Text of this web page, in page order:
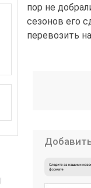
пор не
сезонов его
перевозить